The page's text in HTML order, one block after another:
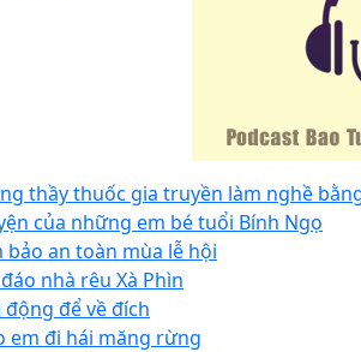
thầy thuốc gia truyền làm nghề
của những em bé tuổi Bính Ngọ
bảo an toàn mùa lễ hội
nhà rêu Xà Phìn
động để về đích
em đi hái măng rừng